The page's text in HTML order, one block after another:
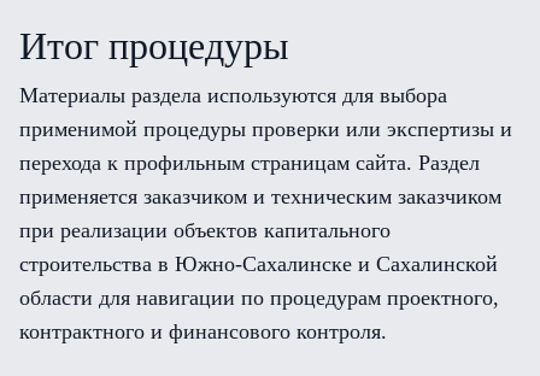
Итог процедуры
Материалы раздела используются для выбора
применимой процедуры проверки или экспертизы и
перехода к профильным страницам сайта. Раздел
применяется заказчиком и техническим заказчиком
при реализации объектов капитального
строительства в Южно-Сахалинске и Сахалинской
области для навигации по процедурам проектного,
контрактного и финансового контроля.